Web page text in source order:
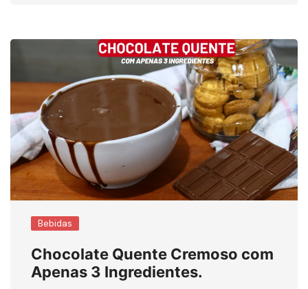
Bebidas
Chocolate Quente Cremoso com
Apenas 3 Ingredientes.